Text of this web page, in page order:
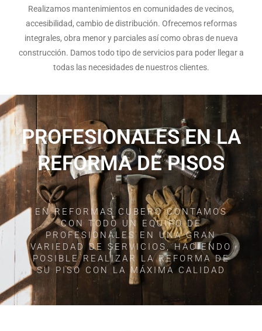
Realizamos mantenimientos en comunidades de vecinos,
accesibilidad, cambio de distribución. Ofrecemos reformas
integrales, obra menor y parciales así como obras de nueva
construcción. Damos todo tipo de servicios para poder llegar a
todas las necesidades de nuestros clientes.
PROFESIONALES EN LA
REFORMA DE PISOS
EN REFORMAS CUBERO CONTAMOS
CON TODO UN EQUIPO DE
PROFESIONALES EN UNA GRAN
VARIEDAD DE SERVICIOS, HACIENDO
POSIBLE REALIZAR LA REFORMA DE
SU PISO CON LA MÁXIMA CALIDAD